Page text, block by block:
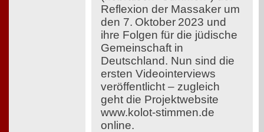
Reflexion der Massaker um
den 7. Oktober 2023 und
ihre Folgen für die jüdische
Gemeinschaft in
Deutschland. Nun sind die
ersten Videointerviews
veröffentlicht – zugleich
geht die Projektwebsite
www.kolot-stimmen.de
online.